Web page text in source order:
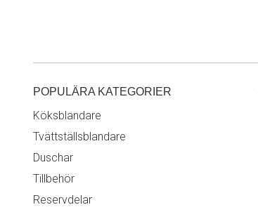
POPULÄRA KATEGORIER
Köksblandare
Tvättställsblandare
Duschar
Tillbehör
Reservdelar